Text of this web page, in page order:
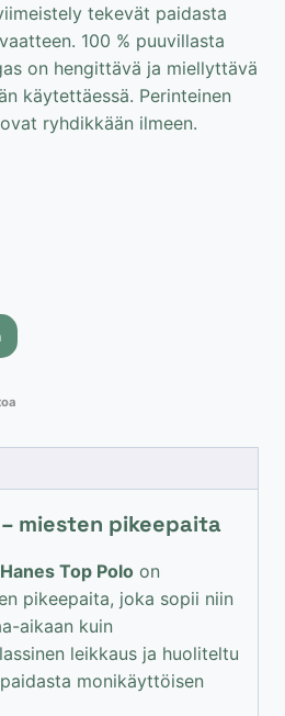
tekevät paidasta
100 % puuvillasta
on hengittävä ja miellyttävä
käytettäessä. Perinteinen
ryhdikkään ilmeen.
– miesten pikeepaita
Hanes Top Polo on
pikeepaita, joka sopii niin
aikaan kuin
leikkaus ja huoliteltu
monikäyttöisen